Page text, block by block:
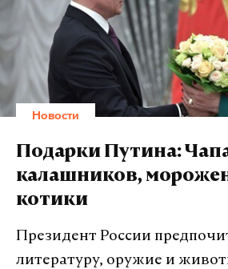
Новости
Подарки Путина:
калашников,
котики
Президент России
литературу, оружие и